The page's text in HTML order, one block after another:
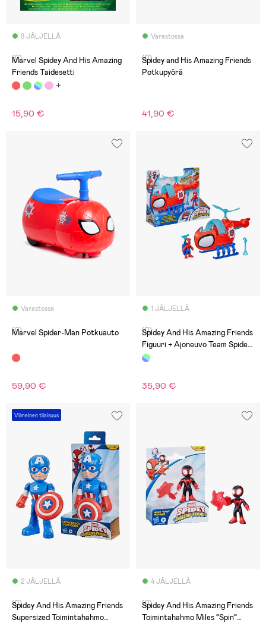
8 JÄLJELLÄ
(0)
Marvel Spidey And His Amazing
Friends Taidesetti
15,90 €
Varastossa
(0)
Spidey and His Amazing Friends
Potkupyörä
41,90 €
Varastossa
(0) Marvel Spider-Man Potkuauto
59,90 €
1 JÄLJELLÄ
(0)
Spidey And His Amazing Friends
Figuuri + Ajoneuvo Team Spidey
Copter
35,90 €
Viimeinen tilaisuus
2 JÄLJELLÄ
(0)
Spidey And His Amazing Friends
Supersized Toimintahahmo
4 JÄLJELLÄ
(0)
Spidey And His Amazing Friends
Toimintahahmo Miles “Spin”